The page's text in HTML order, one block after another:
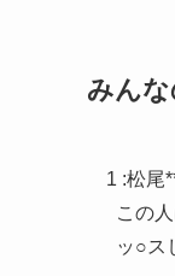
みん
1 :松尾
この
ッ○ス